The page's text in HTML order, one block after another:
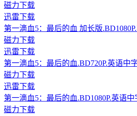
磁力下载
迅雷下载
第一滴血5：最后的血 加长版
磁力下载
迅雷下载
第一滴血5：最后的血.BD720P.英语中
磁力下载
迅雷下载
第一滴血5：最后的血.BD1080P.英语中
磁力下载